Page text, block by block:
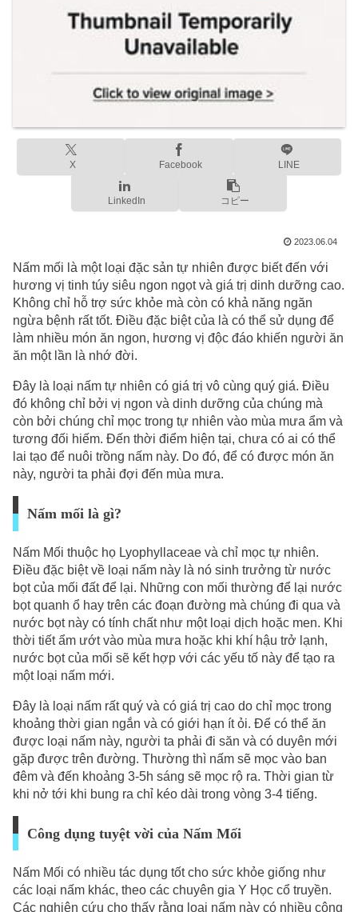
X Facebook LINE
LinkedIn コピー
2023.06.04
Nấm mối là một loại đặc sản tự nhiên được biết đến với
hương vị tinh túy siêu ngon ngọt và giá trị dinh dưỡng cao.
Không chỉ hỗ trợ sức khỏe mà còn có khả năng ngăn
ngừa bệnh rất tốt. Điều đặc biệt của là có thể sử dụng để
làm nhiều món ăn ngon, hương vị độc đáo khiến người ăn
ăn một lần là nhớ đời.
Đây là loại nấm tự nhiên có giá trị vô cùng quý giá. Điều
đó không chỉ bởi vị ngon và dinh dưỡng của chúng mà
còn bởi chúng chỉ mọc trong tự nhiên vào mùa mưa ẩm và
tương đối hiếm. Đến thời điểm hiện tại, chưa có ai có thể
lai tạo để nuôi trồng nấm này. Do đó, để có được món ăn
này, người ta phải đợi đến mùa mưa.
Nấm mối là gì?
Nấm Mối thuộc họ Lyophyllaceae và chỉ mọc tự nhiên.
Điều đặc biệt về loại nấm này là nó sinh trưởng từ nước
bọt của mối đất để lại. Những con mối thường để lại nước
bọt quanh ổ hay trên các đoạn đường mà chúng đi qua và
nước bọt này có tính chất như một loại dịch hoặc men. Khi
thời tiết ẩm ướt vào mùa mưa hoặc khi khí hậu trở lạnh,
nước bọt của mối sẽ kết hợp với các yếu tố này để tạo ra
một loại nấm mới.
Đây là loại nấm rất quý và có giá trị cao do chỉ mọc trong
khoảng thời gian ngắn và có giới hạn ít ỏi. Để có thể ăn
được loại nấm này, người ta phải đi săn và có duyên mới
gặp được trên đường. Thường thì nấm sẽ mọc vào ban
đêm và đến khoảng 3-5h sáng sẽ mọc rộ ra. Thời gian từ
khi nở tới khi bung ra chỉ kéo dài trong vòng 3-4 tiếng.
Công dụng tuyệt vời của Nấm Mối
Nấm Mối có nhiều tác dụng tốt cho sức khỏe giống như
các loại nấm khác, theo các chuyên gia Y Học cổ truyền.
Các nghiên cứu cho thấy rằng loại nấm này có nhiều công